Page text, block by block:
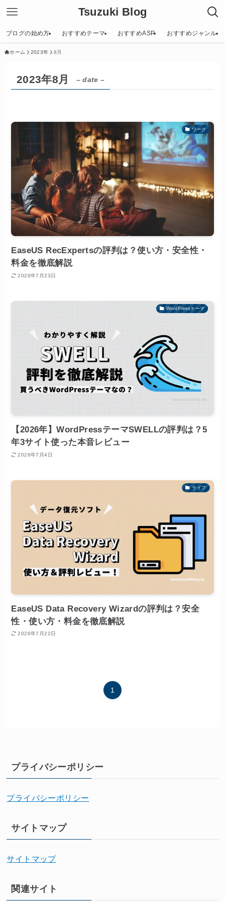
Tsuzuki Blog
ブログの始め方 おすすめテーマ おすすめASP おすすめジャンル
ホーム 2023年 8月
2023年8月 – date –
ワーク
EaseUS RecExpertsの評判は？使い方・安全性・
料金を徹底解説
2026年7月23日
WordPressテーマ
【2026年】WordPressテーマSWELLの評判は？5
年3サイト使った本音レビュー
2026年7月4日
ライフ
EaseUS Data Recovery Wizardの評判は？安全
性・使い方・料金を徹底解説
2026年7月22日
1
プライバシーポリシー
プライバシーポリシー
サイトマップ
サイトマップ
関連サイト